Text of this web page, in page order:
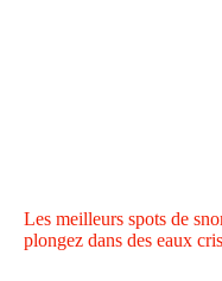
Les meilleurs spots de
plongez dans des eaux